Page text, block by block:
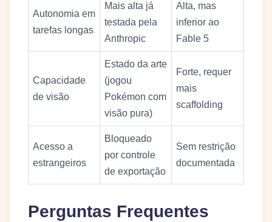
Autonomia em
tarefas longas
Mais alta já
testada pela
Anthropic
Alta, mas
inferior ao
Fable 5
Capacidade
de visão
Estado da arte
(jogou
Pokémon com
visão pura)
Forte, requer
mais
scaffolding
Acesso a
estrangeiros
Bloqueado
por controle
de exportação
Sem restrição
documentada
Perguntas Frequentes